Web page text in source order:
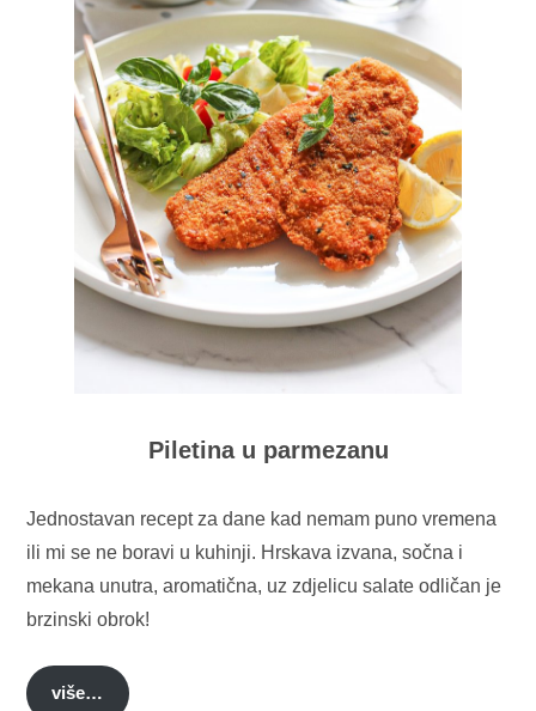
Piletina u parmezanu
Jednostavan recept za dane kad nemam puno vremena
ili mi se ne boravi u kuhinji. Hrskava izvana, sočna i
mekana unutra, aromatična, uz zdjelicu salate odličan je
brzinski obrok!
više…